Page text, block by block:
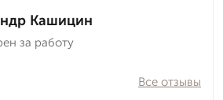
Кашицин
за работу
Все отзывы